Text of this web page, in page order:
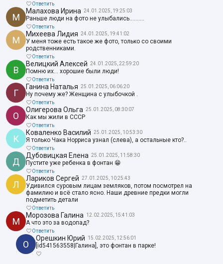
Ответить
М
Малахова Ирина 24.01.2025, 19:25:03
Раньше люди на фото не улыбались..........
Ответить
М
Михеева Лидия 24.01.2025, 19:41:02
У меня тоже есть такое же фото, только со своими
родственниками.
Ответить
В
Велицкий Алексей 24.01.2025, 22:59:20
Помню их… хорошие были люди!
Ответить
Г
Ганина Наталья 25.01.2025, 06:06:20
Ну почему же? Женщина с улыбочкой .
Ответить
О
Олигерова Ольга 25.01.2025, 08:30:07
Как мы жили в СССР
Ответить
К
Коваленко Василий 25.01.2025, 10:53:30
Я только Чака Норриса узнал (слева), а остальные кто?..
Ответить
Д
Дубовицкая Елена 25.01.2025, 11:58:30
Пустите уже ребенка в фонтан 😁
Ответить
Л
Лариков Сергей 27.01.2025, 10:25:43
Удивился суровым лицам земляков, потом посмотрел на
фамилию и всё стало ясно. Наши древние предки могли
подметить детали
Ответить
М
Морозова Галина 12.02.2025, 15:41:03
А что это за водопад?
Ответить
О
Орешкин Юрий 15.02.2025, 12:56:01
[id541563558|Галина], это фонтан в парке!